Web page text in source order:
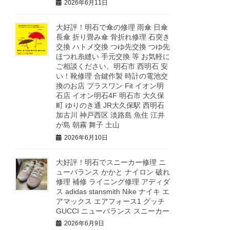
2026年6月11日
大好評！明石で傘の修理 雨傘 日傘
長傘 折り畳み傘 骨折れ修理 石突き
交換 ハトメ交換 つゆ先交換 つゆ先
ほつれ糸縫い 手元交換 等 お気軽に
ご相談ください。明石市 西明石 安
い！靴修理 合鍵作製 時計の電池交
換のお店 プラスワン Fit イオン明
石店 イオン明石4F 明石市 大久保
町 ゆりのき通 JR大久保駅 西明石
加古川 神戸西区 淡路島 魚住 江井
が島 朝霧 舞子 土山
2026年6月10日
大好評！明石でスニーカー修理 ニ
ューバランス かかと ナイロン 破れ
修理 補修 ライニング修理 アディダ
ス adidas stansmith Nike ナイキ エ
アマックス エアフォース1 グッチ
GUCCI ニューバランス スニーカー
2026年6月9日